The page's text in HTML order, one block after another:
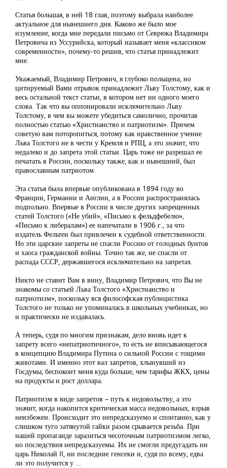
Статья большая, в ней 18 глав, поэтому выбрала наиболее
актуальное для нынешнего дня. Каково же было мое
изумление, когда мне передали письмо от Севрюка Владимира
Петровича из Уссурийска, который называет меня «классиком
современности», почему-то решив, что статья принадлежит
мне.
Уважаемый, Владимир Петрович, я глубоко польщена, но
цитируемый Вами отрывок принадлежит Льву Толстому, как и
весь остальной текст статьи, в котором нет ни одного моего
слова. Так что вы оппонировали исключительно Льву
Толстому, в чем вы можете убедиться самолично, прочитав
полностью статью «Христианство и патриотизм». Причем
советую вам поторопиться, потому как нравственное учение
Льва Толстого не в чести у Кремля и РПЦ, а это значит, что
недалеко и до запрета этой статьи. Царь тоже не разрешал ее
печатать в России, поскольку также, как и нынешний, был
православным патриотом.
Эта статья была впервые опубликована в 1894 году во
Франции, Германии и Англии, а в России распространялась
подпольно. Впервые в России в числе других запрещенных
статей Толстого («Не убий», «Письмо к фельдфебелю»,
«Письмо к либералам») ее напечатали в 1906 г., за что
издатель Фельтен был привлечен к судебной ответственности.
Но эти царские запреты не спасли Россию от голодных бунтов
и хаоса гражданской войны. Точно так же, не спасли от
распада СССР, державшегося исключительно на запретах.
Никто не ставит Вам в вину, Владимир Петрович, что Вы не
знакомы со статьей Льва Толстого «Христианство и
патриотизм», поскольку вся философская публицистика
Толстого не только не упоминалась в школьных учебниках, но
и практически не издавалась.
А теперь, судя по многим признакам, дело вновь идет к
запрету всего «непатриотичного», то есть не вписывающегося
в концепцию Владимира Путина о сильной России с тощими
животами. И именно этот вал запретов, хлынувший из
Госдумы, беспокоит меня куда больше, чем тарифы ЖКХ, цены
на продукты и рост доллара.
Патриотизм в виде запретов – путь к недовольству, а это
значит, когда накопится критическая масса недовольных, взрыв
неизбежен. Происходит это непредсказуемо и спонтанно, как у
слишком туго затянутой гайки разом срывается резьба. При
нашей пропаганде заразиться чесоточным патриотизмом легко,
но последствия непредсказуемы. Их не смогли предугадать ни
царь Николай II, ни последние генсеки и, судя по всему, едва
ли это получится у …